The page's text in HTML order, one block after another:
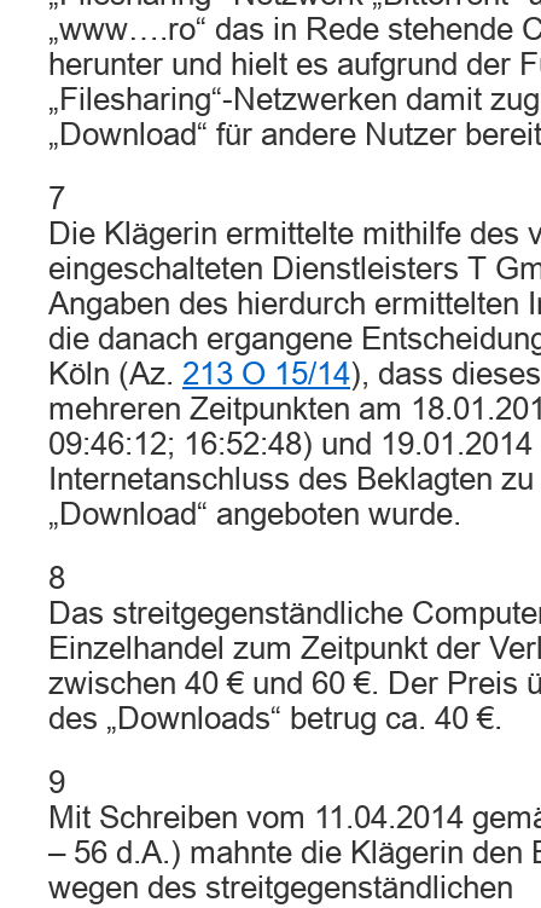
„www….ro“ das in Rede stehende
herunter und hielt es aufgrund der
„Filesharing“-Netzwerken damit
„Download“ für andere Nutzer
7
Die Klägerin ermittelte mithilfe des
eingeschalteten Dienstleisters T
Angaben des hierdurch ermittelten
die danach ergangene
Köln (Az. 213 O 15/14), dass
mehreren Zeitpunkten am
09:46:12; 16:52:48) und
Internetanschluss des Beklagten
„Download“ angeboten wurde.
8
Das streitgegenständliche
Einzelhandel zum Zeitpunkt der
zwischen 40 € und 60 €. Der Preis
des „Downloads“ betrug ca. 40 €.
9
Mit Schreiben vom 11.04.2014
– 56 d.A.) mahnte die Klägerin den
wegen des streitgegenständlichen